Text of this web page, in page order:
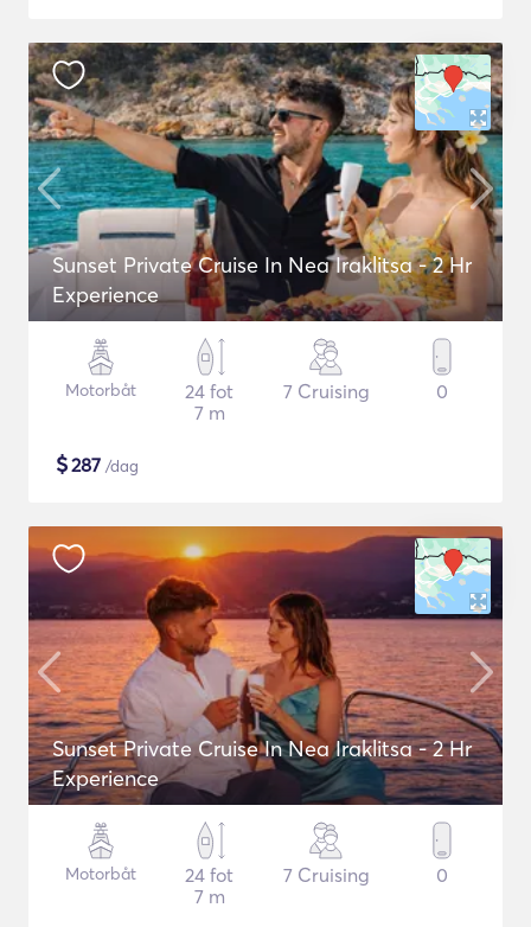
Sunset Private Cruise In Nea Iraklitsa - 2 Hr
Experience
Motorbåt
24 fot
7 m
7 Cruising 0
$287 /dag
Sunset Private Cruise In Nea Iraklitsa - 2 Hr
Experience
Motorbåt
24 fot
7 m
7 Cruising 0